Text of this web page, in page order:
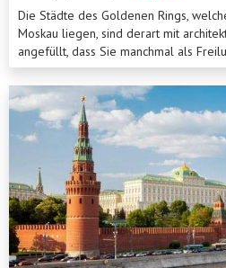
Die Städte des Goldenen Rings,
Moskau liegen, sind derart mit
angefüllt, dass Sie manchmal als
werde...